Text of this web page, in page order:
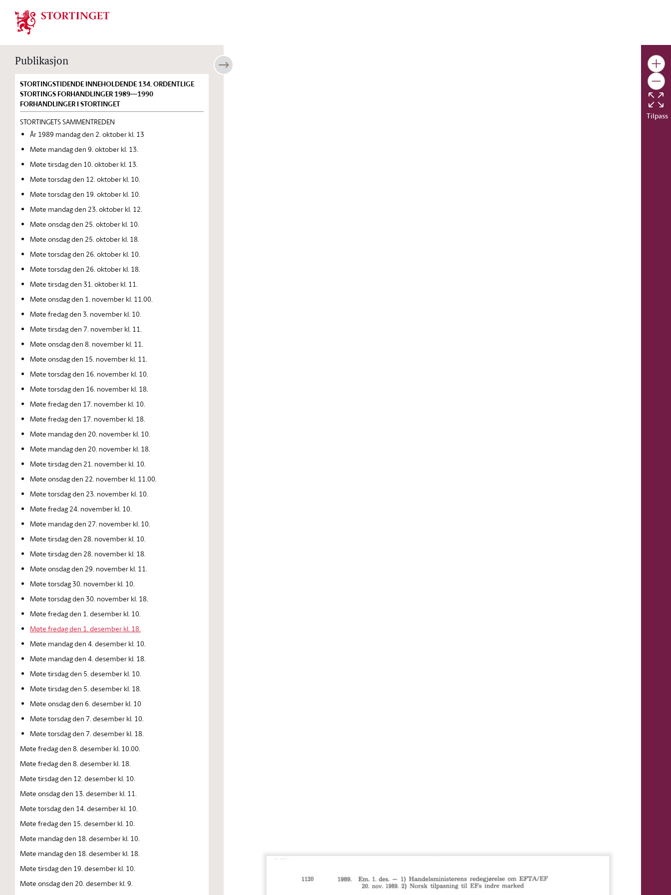
Stortinget.no
Publikasjon
STORTINGSTIDENDE INNEHOLDENDE 134. ORDENTLIGE
STORTINGS FORHANDLINGER 1989—1990
FORHANDLINGER I STORTINGET
STORTINGETS SAMMENTREDEN
År 1989 mandag den 2. oktober kl. 13
Møte mandag den 9. oktober kl. 13.
Møte tirsdag den 10. oktober kl. 13.
Møte torsdag den 12. oktober kl. 10.
Møte torsdag den 19. oktober kl. 10.
Møte mandag den 23. oktober kl. 12.
Møte onsdag den 25. oktober kl. 10.
Møte onsdag den 25. oktober kl. 18.
Møte torsdag den 26. oktober kl. 10.
Møte torsdag den 26. oktober kl. 18.
Møte tirsdag den 31. oktober kl. 11.
Møte onsdag den 1. november kl. 11.00.
Møte fredag den 3. november kl. 10.
Møte tirsdag den 7. november kl. 11.
Møte onsdag den 8. november kl. 11.
Møte onsdag den 15. november kl. 11.
Møte torsdag den 16. november kl. 10.
Møte torsdag den 16. november kl. 18.
Møte fredag den 17. november kl. 10.
Møte fredag den 17. november kl. 18.
Møte mandag den 20. november kl. 10.
Møte mandag den 20. november kl. 18.
Møte tirsdag den 21. november kl. 10.
Møte onsdag den 22. november kl. 11.00.
Møte torsdag den 23. november kl. 10.
Møte fredag 24. november kl. 10.
Møte mandag den 27. november kl. 10.
Møte tirsdag den 28. november kl. 10.
Møte tirsdag den 28. november kl. 18.
Møte onsdag den 29. november kl. 11.
Møte torsdag 30. november kl. 10.
Møte torsdag den 30. november kl. 18.
Møte fredag den 1. desember kl. 10.
Møte fredag den 1. desember kl. 18.
Møte mandag den 4. desember kl. 10.
Møte mandag den 4. desember kl. 18.
Møte tirsdag den 5. desember kl. 10.
Møte tirsdag den 5. desember kl. 18.
Møte onsdag den 6. desember kl. 10
Møte torsdag den 7. desember kl. 10.
Møte torsdag den 7. desember kl. 18.
Møte fredag den 8. desember kl. 10.00.
Møte fredag den 8. desember kl. 18.
Møte tirsdag den 12. desember kl. 10.
Møte onsdag den 13. desember kl. 11.
Møte torsdag den 14. desember kl. 10.
Møte fredag den 15. desember kl. 10.
Møte mandag den 18. desember kl. 10.
Møte mandag den 18. desember kl. 18.
Møte tirsdag den 19. desember kl. 10.
Møte onsdag den 20. desember kl. 9.